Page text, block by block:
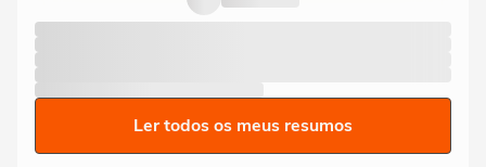
Ler todos os meus resumos